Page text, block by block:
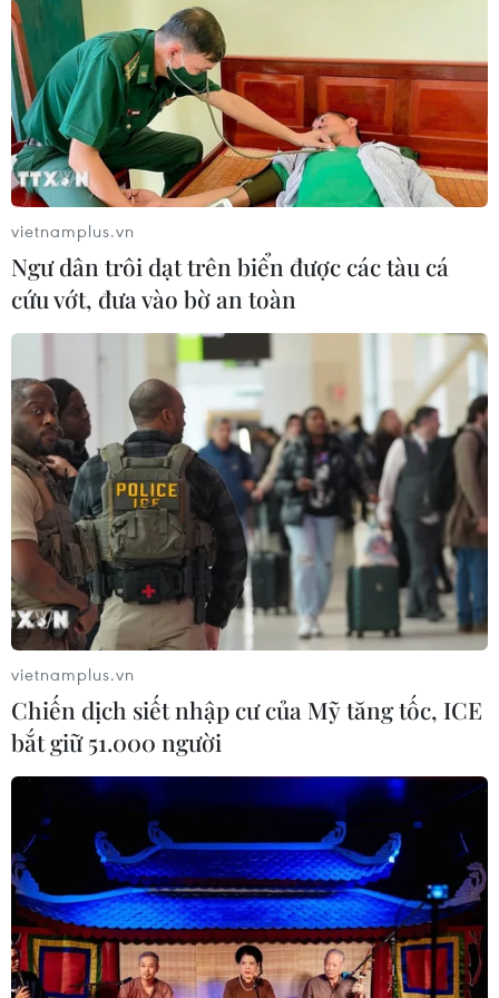
09/08/2026 07:57
Ngư dân trôi dạt trên biển được các
tàu cá cứu vớt, đưa vào bờ an toàn
09/08/2026 07:45
Tuổi trẻ Điện Biên tiếp nhận ngọn
đuốc Hành trình “Tôi yêu Tổ quốc
tôi”
09/08/2026 06:56
Đà Nẵng: Cứu sống 2 trong 4 du
khách mất tích tại Mũi Nghê
09/08/2026 06:55
Điểm chuẩn Đại học Bách khoa Hà
Nội lập đỉnh với 29,54 điểm
09/08/2026 06:51
Điểm chuẩn Đại học Kinh tế quốc
dân cao nhất lên đến trên 9,6 điểm
mỗi môn
09/08/2026 06:40
Các trường đại học bắt đầu công bố
điểm chuẩn xét tuyển năm 2026
09/08/2026 06:25
vietnamplus.vn
Ngư dân trôi dạt trên biển được các tàu cá
cứu vớt, đưa vào bờ an toàn
vietnamplus.vn
Chiến dịch siết nhập cư của Mỹ tăng tốc, ICE
bắt giữ 51.000 người